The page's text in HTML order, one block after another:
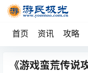
首页 资讯 攻略
《游戏蛮荒传说